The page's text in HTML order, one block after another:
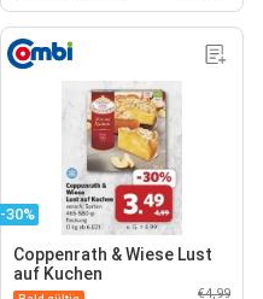
-30%
Coppenrath & Wiese Lust
auf Kuchen
€4,99